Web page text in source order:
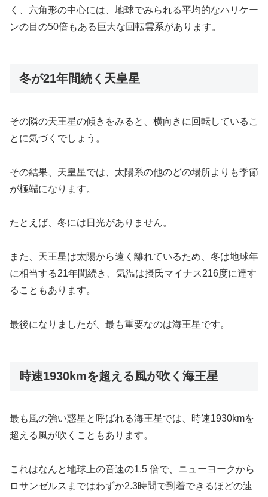
く、六角形の中心には、地球でみられる平均的なハリケー
ンの目の50倍もある巨大な回転雲系があります。
冬が21年間続く天皇星
その隣の天王星の傾きをみると、横向きに回転しているこ
とに気づくでしょう。
その結果、天皇星では、太陽系の他のどの場所よりも季節
が極端になります。
たとえば、冬には日光がありません。
また、天王星は太陽から遠く離れているため、冬は地球年
に相当する21年間続き、気温は摂氏マイナス216度に達す
ることもあります。
最後になりましたが、最も重要なのは海王星です。
時速1930kmを超える風が吹く海王星
最も風の強い惑星と呼ばれる海王星では、時速1930kmを
超える風が吹くこともあります。
これはなんと地球上の音速の1.5 倍で、ニューヨークから
ロサンゼルスまではわずか2.3時間で到着できるほどの速